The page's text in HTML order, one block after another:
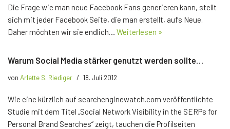
Die Frage wie man neue Facebook Fans generieren kann, stellt
sich mit jeder Facebook Seite, die man erstellt, aufs Neue.
Daher möchten wir sie endlich… Weiterlesen »
Warum Social Media stärker genutzt werden sollte…
von Arlette S. Riediger 18. Juli 2012
Wie eine kürzlich auf searchenginewatch.com veröffentlichte
Studie mit dem Titel „Social Network Visibility in the SERPs for
Personal Brand Searches“ zeigt, tauchen die Profilseiten